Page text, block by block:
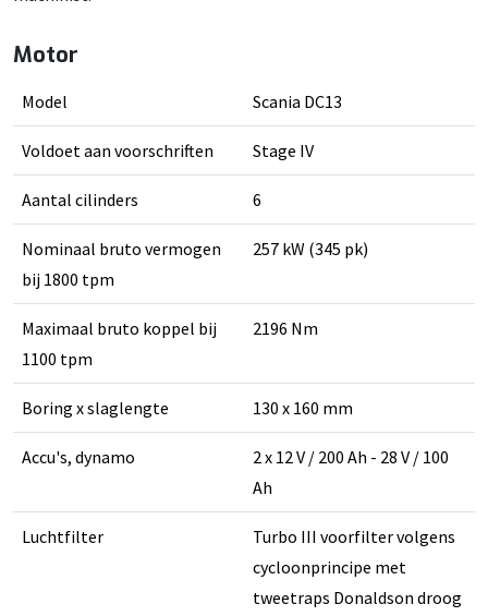
Motor
Model Scania DC13
Voldoet aan voorschriften Stage IV
Aantal cilinders 6
Nominaal bruto vermogen
bij 1800 tpm
257 kW (345 pk)
Maximaal bruto koppel bij
1100 tpm
2196 Nm
Boring x slaglengte 130 x 160 mm
Accu's, dynamo
2 x 12 V / 200 Ah - 28 V / 100
Ah
Luchtfilter
Turbo III voorfilter volgens
cycloonprincipe met
tweetraps Donaldson droog